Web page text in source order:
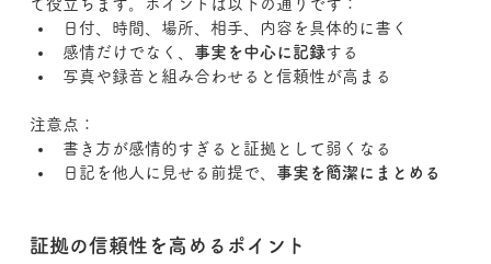
て役立ちます。ポイントは以下の通りです：
日付、時間、場所、相手、内容を具体的に書く
感情だけでなく、 事実を中心に記録する
写真や録音と組み合わせると信頼性が高まる
注意点：
書き方が感情的すぎると証拠として弱くなる
日記を他人に見せる前提で、 事実を簡潔にまとめる
証拠の信頼性を高めるポイント